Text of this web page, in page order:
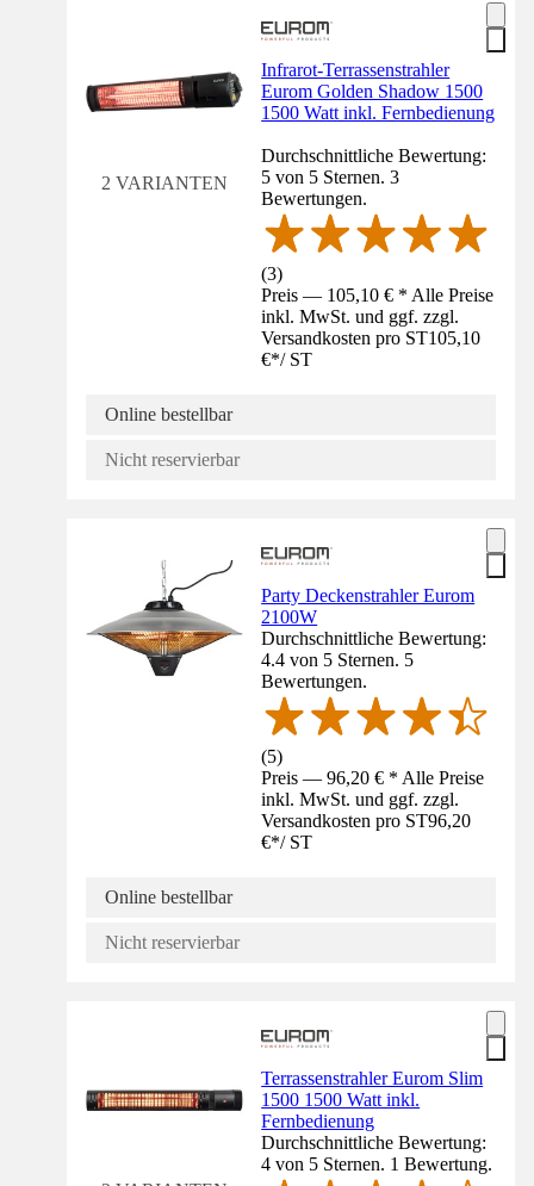
2 VARIANTEN
Infrarot-Terrassenstrahler
Eurom Golden Shadow 1500
1500 Watt inkl. Fernbedienung
Durchschnittliche Bewertung:
5 von 5 Sternen. 3
Bewertungen.
(3)
Preis — 105,10 € * Alle Preise
inkl. MwSt. und ggf. zzgl.
Versandkosten pro ST105,10
€*/ ST
Online bestellbar
Nicht reservierbar
Party Deckenstrahler Eurom
2100W
Durchschnittliche Bewertung:
4.4 von 5 Sternen. 5
Bewertungen.
(5)
Preis — 96,20 € * Alle Preise
inkl. MwSt. und ggf. zzgl.
Versandkosten pro ST96,20
€*/ ST
Online bestellbar
Nicht reservierbar
Terrassenstrahler Eurom Slim
1500 1500 Watt inkl.
Fernbedienung
Durchschnittliche Bewertung:
4 von 5 Sternen. 1 Bewertung.